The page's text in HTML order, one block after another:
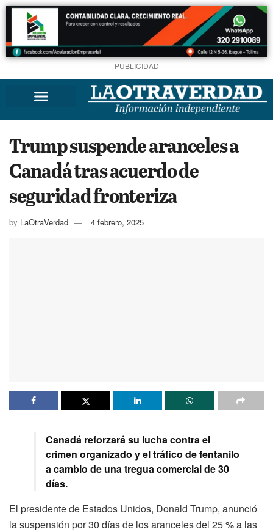
PUBLICIDAD
Trump suspende aranceles a
Canadá tras acuerdo de
seguridad fronteriza
by LaOtraVerdad 4 febrero, 2025
Canadá reforzará su lucha contra el
crimen organizado y el tráfico de fentanilo
a cambio de una tregua comercial de 30
días.
El presidente de Estados Unidos, Donald Trump, anunció
la suspensión por 30 días de los aranceles del 25 % a las